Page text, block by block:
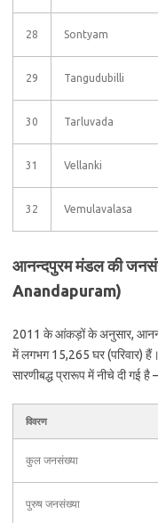
28 Sontyam
29 Tangudubilli
30 Tarluvada
31 Vellanki
32 Vemulavalasa
आनन्दपुरम मंडल की
Anandapuram)
2011 के आंकड़ों के अनुसार,
में लगभग 15,265 घर (परिवार)
सारणीबद्ध प्रारूप में नीचे दी गई है –
विवरण
कुल जनसंख्या
पुरुष जनसंख्या